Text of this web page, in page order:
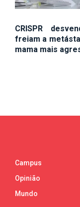
CRISPR
freiam a
mama mais
Campus
Opinião
Mundo